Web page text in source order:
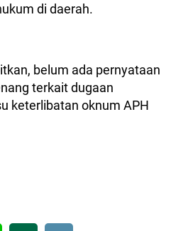
di daerah.
belum ada pernyataan
terkait dugaan
keterlibatan oknum APH